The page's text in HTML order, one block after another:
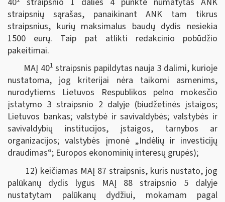
straipsnių sąrašas, panaikinant ANK tam tikrus
straipsnius, kurių maksimalus baudų dydis nesiekia
1500 eurų. Taip pat atlikti redakcinio pobūdžio
pakeitimai.
MAĮ 401 straipsnis papildytas nauja 3 dalimi, kurioje
nustatoma, jog kriterijai nėra taikomi asmenims,
nurodytiems Lietuvos Respublikos pelno mokesčio
įstatymo 3 straipsnio 2 dalyje (biudžetinės įstaigos;
Lietuvos bankas; valstybė ir savivaldybės; valstybės ir
savivaldybių institucijos, įstaigos, tarnybos ar
organizacijos; valstybės įmonė „Indėlių ir investicijų
draudimas“; Europos ekonominių interesų grupės);
12) keičiamas MAĮ 87 straipsnis, kuris nustato, jog
palūkanų dydis lygus MAĮ 88 straipsnio 5 dalyje
nustatytam palūkanų dydžiui, mokamam pagal